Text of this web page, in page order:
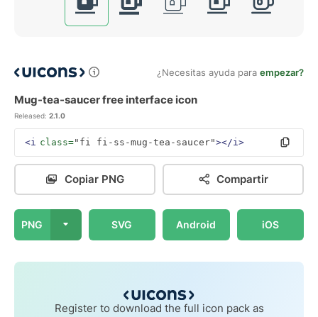
¿Necesitas ayuda para empezar?
Mug-tea-saucer free interface icon
Released: 2.1.0
<i class="fi fi-ss-mug-tea-saucer"></i>
Copiar PNG Compartir
PNG SVG Android iOS
Register to download the full icon pack as